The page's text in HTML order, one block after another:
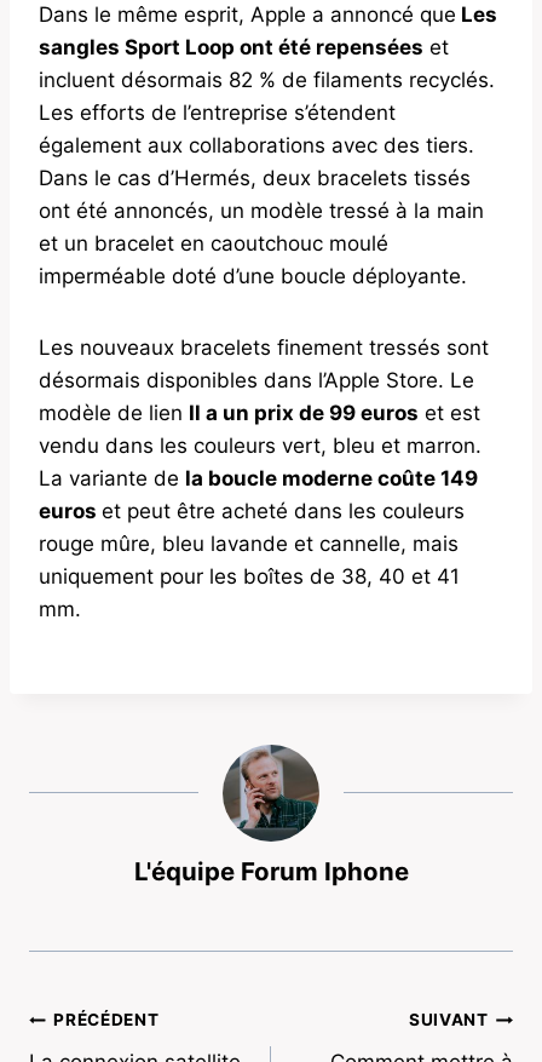
Dans le même esprit, Apple a annoncé que Les
sangles Sport Loop ont été repensées et
incluent désormais 82 % de filaments recyclés.
Les efforts de l’entreprise s’étendent
également aux collaborations avec des tiers.
Dans le cas d’Hermés, deux bracelets tissés
ont été annoncés, un modèle tressé à la main
et un bracelet en caoutchouc moulé
imperméable doté d’une boucle déployante.
Les nouveaux bracelets finement tressés sont
désormais disponibles dans l’Apple Store. Le
modèle de lien Il a un prix de 99 euros et est
vendu dans les couleurs vert, bleu et marron.
La variante de la boucle moderne coûte 149
euros et peut être acheté dans les couleurs
rouge mûre, bleu lavande et cannelle, mais
uniquement pour les boîtes de 38, 40 et 41
mm.
L'équipe Forum Iphone
Navigation
PRÉCÉDENT SUIVANT